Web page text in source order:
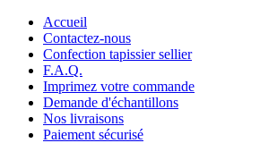
Accueil
Contactez-nous
Confection tapissier sellier
F.A.Q.
Imprimez votre commande
Demande d'échantillons
Nos livraisons
Paiement sécurisé